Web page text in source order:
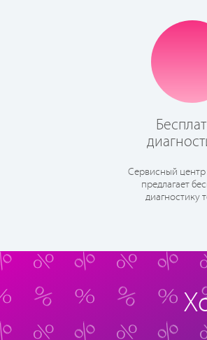
Сервисный центр
предлагает
диагностику